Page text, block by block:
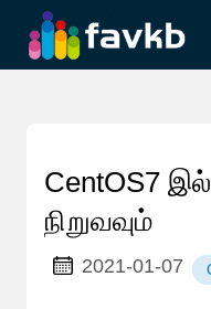
CentOS7
நிறுவவும்
2021-01-07